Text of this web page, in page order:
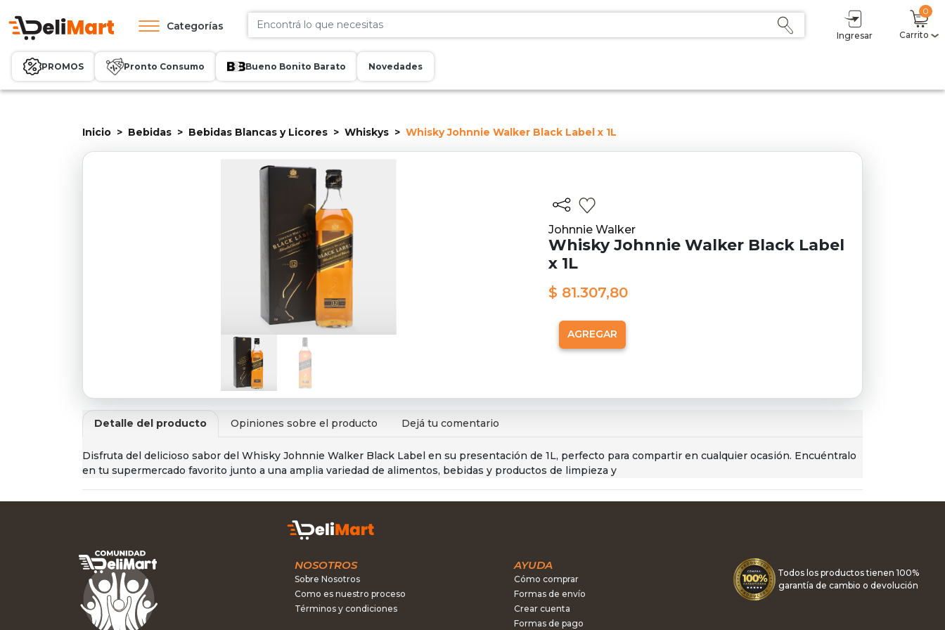
Categorías
Ingresar
0
Carrito
PROMOS Pronto Consumo Bueno Bonito Barato Novedades
Inicio Bebidas Bebidas Blancas y Licores Whiskys Whisky Johnnie Walker Black Label x 1L
Johnnie Walker
Whisky Johnnie Walker Black Label
x 1L
$ 81.307,80
AGREGAR
Detalle del producto Opiniones sobre el producto Dejá tu comentario
Disfruta del delicioso sabor del Whisky Johnnie Walker Black Label en su presentación de 1L, perfecto para compartir en cualquier ocasión. Encuéntralo
en tu supermercado favorito junto a una amplia variedad de alimentos, bebidas y productos de limpieza y
NOSOTROS
Sobre Nosotros
Como es nuestro proceso
Términos y condiciones
AYUDA
Cómo comprar
Formas de envío
Crear cuenta
Formas de pago
Todos los productos tienen 100%
garantía de cambio o devolución